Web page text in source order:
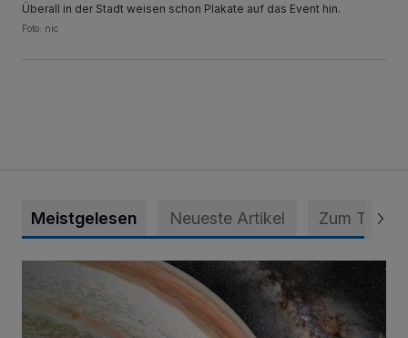
Überall in der Stadt weisen schon Plakate auf das Event hin.
Foto: nic
Meistgelesen Neueste Artikel Zum Thema
Das Planetarium wird hochmodern